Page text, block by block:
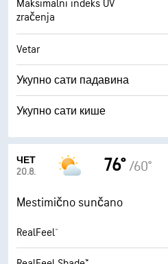
Maksimalni indeks UV
zračenja
Vetar
Укупно сати падавина
Укупно сати кише
ЧЕТ
20.8.
76° /60°
Mestimično sunčano
RealFeel®